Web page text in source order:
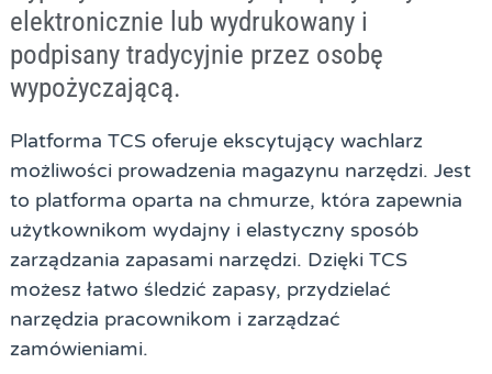
elektronicznie lub wydrukowany i
podpisany tradycyjnie przez osobę
wypożyczającą.
Platforma TCS oferuje ekscytujący wachlarz
możliwości prowadzenia magazynu narzędzi. Jest
to platforma oparta na chmurze, która zapewnia
użytkownikom wydajny i elastyczny sposób
zarządzania zapasami narzędzi. Dzięki TCS
możesz łatwo śledzić zapasy, przydzielać
narzędzia pracownikom i zarządzać
zamówieniami.